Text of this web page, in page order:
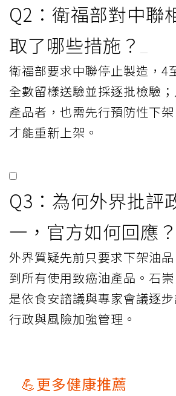
Q2：衛福部對中聯
取了哪些措施？
衛福部要求中聯停止製造，4
全數留樣送驗並採逐批檢驗
產品者，也需先行預防性下
才能重新上架。
Q3：為何外界批評
一，官方如何回應？
外界質疑先前只要求下架油
到所有使用致癌油產品。石
是依食安諮議與專家會議逐
行政與風險加強管理。
💪更多健康推薦